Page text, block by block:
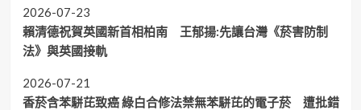
2026-07-23
賴清德祝賀英國新首相柏南 王郁揚:先讓台灣《菸害防制
法》與英國接軌
2026-07-21
香菸含苯駢芘致癌 綠白合修法禁無苯駢芘的電子菸 遭批錯